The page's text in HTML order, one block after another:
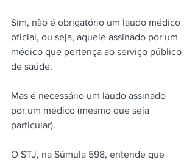
Sim, não é obrigatório um laudo médico
oficial, ou seja, aquele assinado por um
médico que pertença ao serviço público
de saúde.
Mas é necessário um laudo assinado
por um médico (mesmo que seja
particular).
O STJ, na Súmula 598, entende que